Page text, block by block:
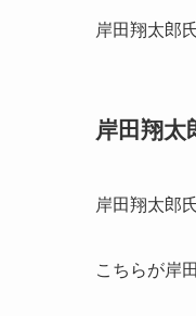
岸田翔太郎
岸田翔太
岸田翔太郎
こちらが岸